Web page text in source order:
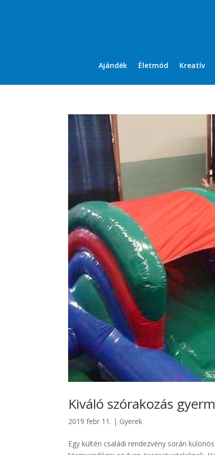
Ajándék Életmód Kreatív
Kiváló szórakozás
2019 febr 11. | Gyerek
Egy kültéri családi rendezvény során